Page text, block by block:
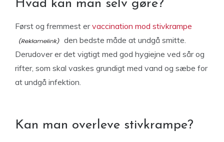
Hvad kan man selv gøre?
Først og fremmest ervaccination mod stivkrampe
den bedste måde at undgå smitte.
Derudover er det vigtigt med god hygiejne ved sår og
rifter, som skal vaskes grundigt med vand og sæbe for
at undgå infektion.
Kan man overleve stivkrampe?